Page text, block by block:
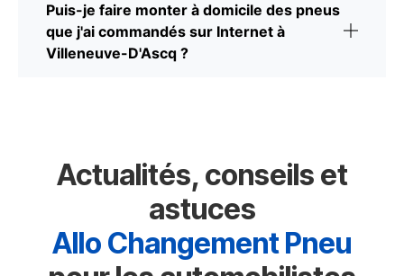
Puis-je faire monter à domicile des pneus
que j'ai commandés sur Internet à
Villeneuve-D'Ascq ?
Actualités, conseils et
astuces
Allo Changement Pneu